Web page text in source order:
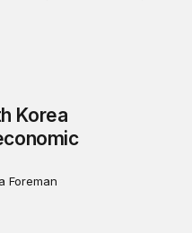
Korea
Foreman